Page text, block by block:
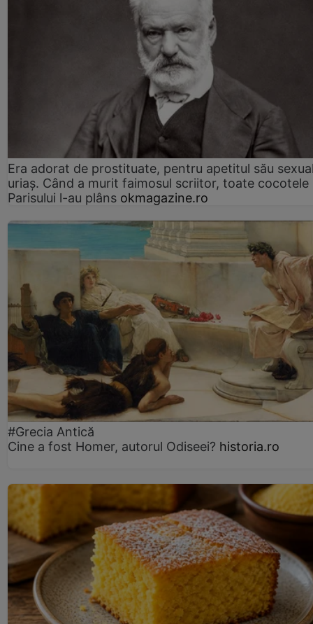
Era adorat de prostituate, pentru apetitul său
uriaș. Când a murit faimosul scriitor, toate cocotele
Parisului l-au plâns okmagazine.ro
#Grecia Antică
Cine a fost Homer, autorul Odiseei? historia.ro